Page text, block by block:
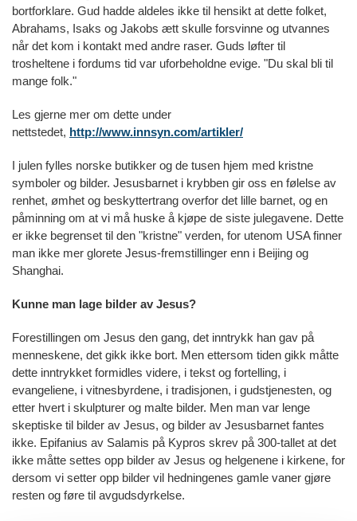
bortforklare. Gud hadde aldeles ikke til hensikt at dette folket,
Abrahams, Isaks og Jakobs ætt skulle forsvinne og utvannes
når det kom i kontakt med andre raser. Guds løfter til
trosheltene i fordums tid var uforbeholdne evige. "Du skal bli til
mange folk."
Les gjerne mer om dette under
nettstedet, http://www.innsyn.com/artikler/
I julen fylles norske butikker og de tusen hjem med kristne
symboler og bilder. Jesusbarnet i krybben gir oss en følelse av
renhet, ømhet og beskyttertrang overfor det lille barnet, og en
påminning om at vi må huske å kjøpe de siste julegavene. Dette
er ikke begrenset til den "kristne" verden, for utenom USA finner
man ikke mer glorete Jesus-fremstillinger enn i Beijing og
Shanghai.
Kunne man lage bilder av Jesus?
Forestillingen om Jesus den gang, det inntrykk han gav på
menneskene, det gikk ikke bort. Men ettersom tiden gikk måtte
dette inntrykket formidles videre, i tekst og fortelling, i
evangeliene, i vitnesbyrdene, i tradisjonen, i gudstjenesten, og
etter hvert i skulpturer og malte bilder. Men man var lenge
skeptiske til bilder av Jesus, og bilder av Jesusbarnet fantes
ikke. Epifanius av Salamis på Kypros skrev på 300-tallet at det
ikke måtte settes opp bilder av Jesus og helgenene i kirkene, for
dersom vi setter opp bilder vil hedningenes gamle vaner gjøre
resten og føre til avgudsdyrkelse.